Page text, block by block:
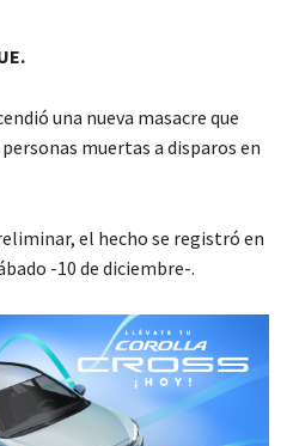
una nueva masacre que
muertas a disparos en
el hecho se registró en
-10 de diciembre-.